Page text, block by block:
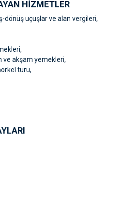
HIZMETLER
dönüş uçuşlar ve alan vergileri,
ve akşam yemekleri,
turu,